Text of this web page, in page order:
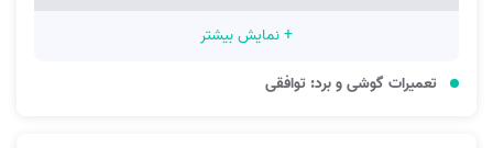
+ نمایش بیشتر
تعمیرات گوشی و برد: توافقی